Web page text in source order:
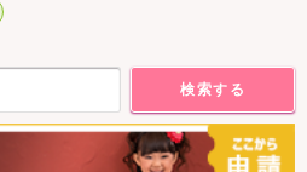
検索する